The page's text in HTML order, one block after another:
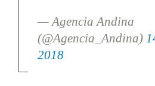
— Agencia Andina
(@Agencia_Andina)
2018